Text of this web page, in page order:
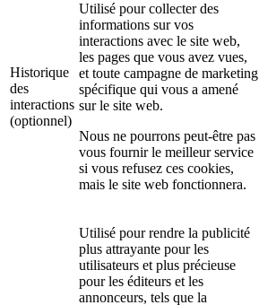
Historique
des
interactions
(optionnel)
Utilisé pour collecter des
informations sur vos
interactions avec le site web,
les pages que vous avez vues,
et toute campagne de marketing
spécifique qui vous a amené
sur le site web.
Nous ne pourrons peut-être pas
vous fournir le meilleur service
si vous refusez ces cookies,
mais le site web fonctionnera.
Utilisé pour rendre la publicité
plus attrayante pour les
utilisateurs et plus précieuse
pour les éditeurs et les
annonceurs, tels que la